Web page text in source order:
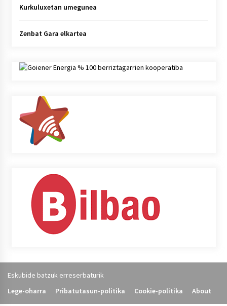
Kurkuluxetan umegunea
Zenbat Gara elkartea
Eskubide batzuk erreserbaturik
Lege-oharra
Pribatutasun-politika Cookie-politika About